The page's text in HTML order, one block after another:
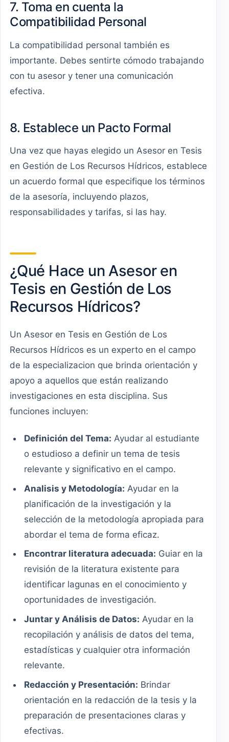
7. Toma en cuenta la
Compatibilidad Personal
La compatibilidad personal también es
importante. Debes sentirte cómodo trabajando
con tu asesor y tener una comunicación
efectiva.
8. Establece un Pacto Formal
Una vez que hayas elegido un Asesor en Tesis
en Gestión de Los Recursos Hídricos, establece
un acuerdo formal que especifique los términos
de la asesoría, incluyendo plazos,
responsabilidades y tarifas, si las hay.
¿Qué Hace un Asesor en
Tesis en Gestión de Los
Recursos Hídricos?
Un Asesor en Tesis en Gestión de Los
Recursos Hídricos es un experto en el campo
de la especializacion que brinda orientación y
apoyo a aquellos que están realizando
investigaciones en esta disciplina. Sus
funciones incluyen:
Definición del Tema: Ayudar al estudiante
o estudioso a definir un tema de tesis
relevante y significativo en el campo.
Analisis y Metodología: Ayudar en la
planificación de la investigación y la
selección de la metodología apropiada para
abordar el tema de forma eficaz.
Encontrar literatura adecuada: Guiar en la
revisión de la literatura existente para
identificar lagunas en el conocimiento y
oportunidades de investigación.
Juntar y Análisis de Datos: Ayudar en la
recopilación y análisis de datos del tema,
estadísticas y cualquier otra información
relevante.
Redacción y Presentación: Brindar
orientación en la redacción de la tesis y la
preparación de presentaciones claras y
efectivas.